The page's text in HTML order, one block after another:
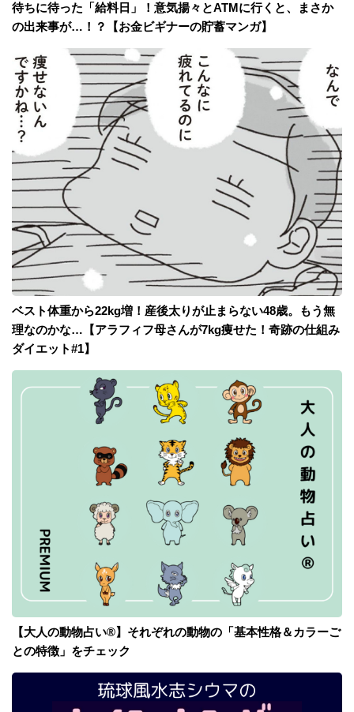
待ちに待った「給料日」！意気揚々とATMに行くと、まさか
の出来事が…！？【お金ビギナーの貯蓄マンガ】
ベスト体重から22kg増！産後太りが止まらない48歳。もう無
理なのかな…【アラフィフ母さんが7kg痩せた！奇跡の仕組み
ダイエット#1】
【大人の動物占い®】それぞれの動物の「基本性格＆カラーご
との特徴」をチェック